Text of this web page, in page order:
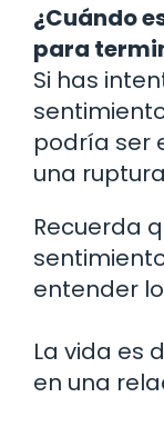
¿Cuándo
para
Si has
podría ser
una
Recuerda
entender
La vida es
en una